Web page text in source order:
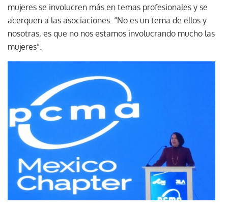
mujeres se involucren más en temas profesionales y se
acerquen a las asociaciones. “No es un tema de ellos y
nosotras, es que no nos estamos involucrando mucho las
mujeres”.